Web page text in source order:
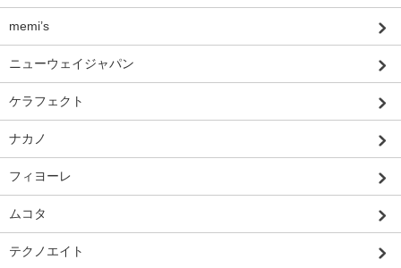
memi’s
ニューウェイジャパン
ケラフェクト
ナカノ
フィヨーレ
ムコタ
テクノエイト